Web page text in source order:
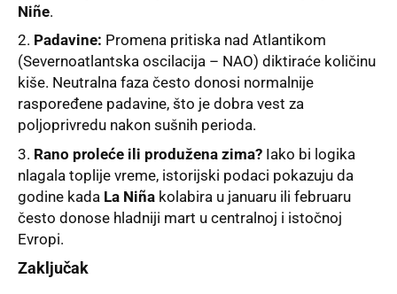
Niñe.
Padavine: Promena pritiska nad Atlantikom
(Severnoatlantska oscilacija – NAO) diktiraće količinu
kiše. Neutralna faza često donosi normalnije
raspoređene padavine, što je dobra vest za
poljoprivredu nakon sušnih perioda.
Rano proleće ili produžena zima? Iako bi logika
nlagala toplije vreme, istorijski podaci pokazuju da
godine kada La Niña kolabira u januaru ili februaru
često donose hladniji mart u centralnoj i istočnoj
Evropi.
Zaključak